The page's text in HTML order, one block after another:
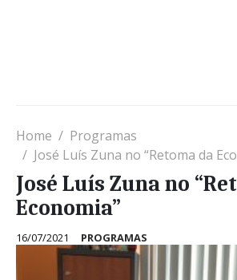
Home
Programas
José Luís Zuna no “Retoma da
José Luís Zuna no
Economia”
16/07/2021 PROGRAMAS